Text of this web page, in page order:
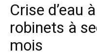
Crise d’eau
robinets à
mois